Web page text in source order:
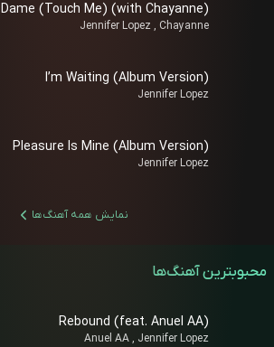
Dame (Touch Me) (with Chayanne)
Jennifer Lopez , Chayanne
I’m Waiting (Album Version)
Jennifer Lopez
Pleasure Is Mine (Album Version)
Jennifer Lopez
نمایش همه آهنگ‌ها
محبوبترین آهنگ‌ها
Rebound (feat. Anuel AA)
Anuel AA , Jennifer Lopez